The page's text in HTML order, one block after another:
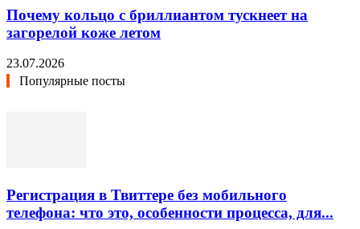
Почему кольцо с бриллиантом тускнеет на
загорелой коже летом
23.07.2026
Популярные посты
Регистрация в Твиттере без мобильного
телефона: что это, особенности процесса, для...